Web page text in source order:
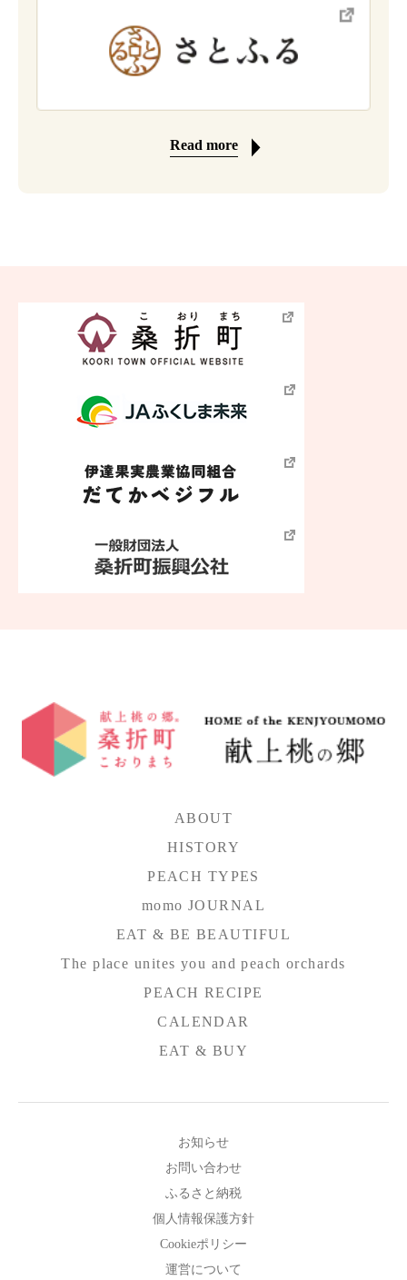
Read more
ABOUT
HISTORY
PEACH TYPES
momo JOURNAL
EAT & BE BEAUTIFUL
The place unites you and peach orchards
PEACH RECIPE
CALENDAR
EAT & BUY
お知らせ
お問い合わせ
ふるさと納税
個人情報保護方針
Cookieポリシー
運営について